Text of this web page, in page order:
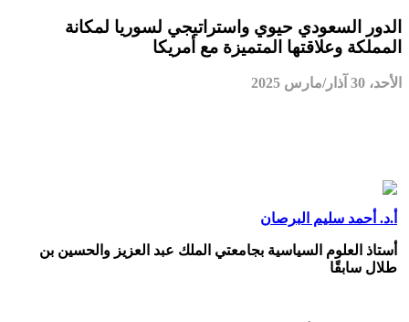
الدور السعودي حيوي واستراتيجي لسوريا لمكانة
المملكة وعلاقتها المتميزة مع أمريكا
الأحد، 30 آذار/مارس 2025
أ.د. أحمد سليم البرصان
أستاذ العلوم السياسية بجامعتي الملك عبد العزيز والحسين بن
طلال سابقًا